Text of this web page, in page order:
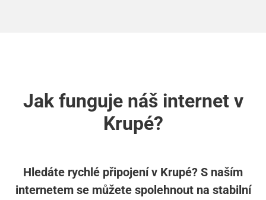
Jak funguje náš internet v
Krupé?
Hledáte rychlé připojení v Krupé? S naším
internetem se můžete spolehnout na stabilní